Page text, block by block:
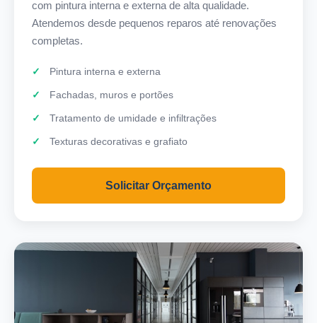
com pintura interna e externa de alta qualidade.
Atendemos desde pequenos reparos até renovações
completas.
Pintura interna e externa
Fachadas, muros e portões
Tratamento de umidade e infiltrações
Texturas decorativas e grafiato
Solicitar Orçamento